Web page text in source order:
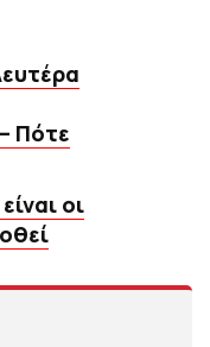
Πότε
οι